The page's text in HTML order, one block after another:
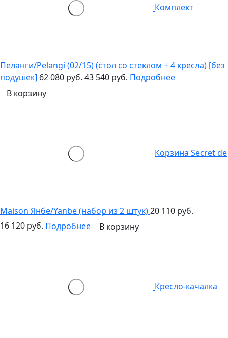
Комплект
Пеланги/Pelangi (02/15) (стол со стеклом + 4 кресла) [без
подушек] 62 080 руб. 43 540 руб. Подробнее
В корзину
Корзина Secret de
Maison Янбе/Yanbe (набор из 2 штук)20 110 руб.
16 120 руб. Подробнее В корзину
Кресло-качалка